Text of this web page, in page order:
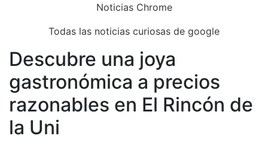
Noticias Chrome
Todas las noticias curiosas de google
Close
Menu
Descubre una joya
gastronómica a precios
razonables en El Rincón de
la Uni